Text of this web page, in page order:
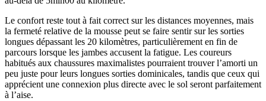
Le confort reste tout à fait correct sur les distances moyennes, mais
la fermeté relative de la mousse peut se faire sentir sur les sorties
longues dépassant les 20 kilomètres, particulièrement en fin de
parcours lorsque les jambes accusent la fatigue. Les coureurs
habitués aux chaussures maximalistes pourraient trouver l’amorti un
peu juste pour leurs longues sorties dominicales, tandis que ceux qui
apprécient une connexion plus directe avec le sol seront parfaitement
à l’aise.